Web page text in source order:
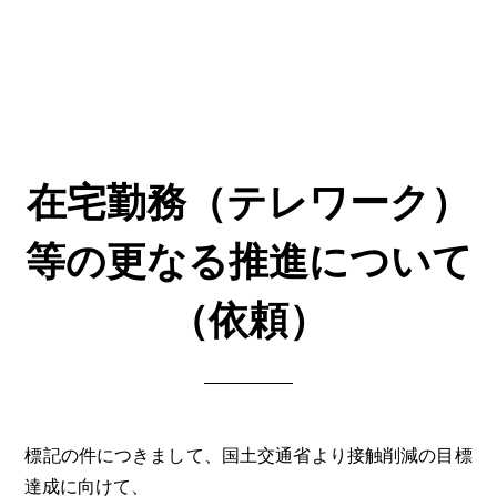
在宅勤務（テレワーク）
等の更なる推進について
（依頼）
標記の件につきまして、国土交通省より接触削減の目標
達成に向けて、